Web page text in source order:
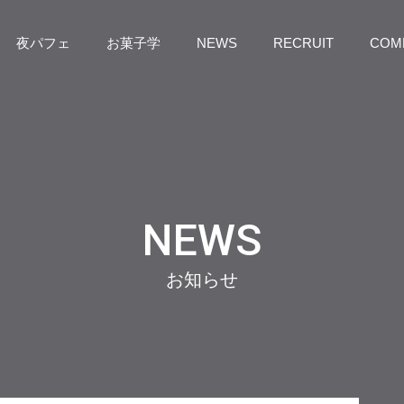
夜パフェ お菓子学 NEWS RECRUIT
NEWS
お知らせ